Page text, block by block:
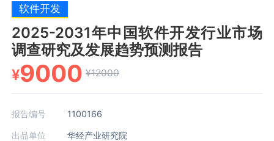
软件开发
2025-2031年中国软件开发行业市场
调查研究及发展趋势预测报告
¥9000 ¥12000
报告编号 1100166
出品单位 华经产业研究院